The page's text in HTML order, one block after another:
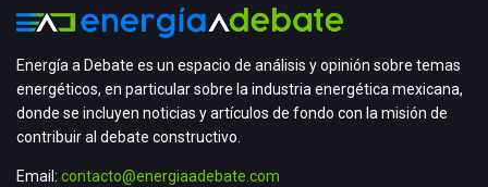
Energía a Debate es un espacio de análisis y opinión sobre temas
energéticos, en particular sobre la industria energética mexicana,
donde se incluyen noticias y artículos de fondo con la misión de
contribuir al debate constructivo.
Email: contacto@energiaadebate.com